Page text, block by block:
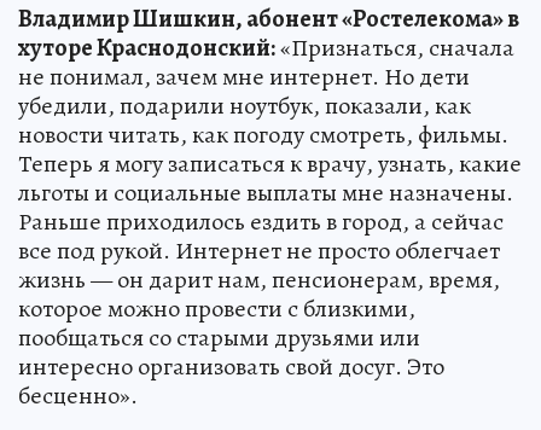
Владимир Шишкин, абонент «Ростелекома» в
хуторе Краснодонский:«Признаться, сначала
не понимал, зачем мне интернет. Но дети
убедили, подарили ноутбук, показали, как
новости читать, как погоду смотреть, фильмы.
Теперь я могу записаться к врачу, узнать, какие
льготы и социальные выплаты мне назначены.
Раньше приходилось ездить в город, а сейчас
все под рукой. Интернет не просто облегчает
жизнь — он дарит нам, пенсионерам, время,
которое можно провести с близкими,
пообщаться со старыми друзьями или
интересно организовать свой досуг. Это
бесценно».